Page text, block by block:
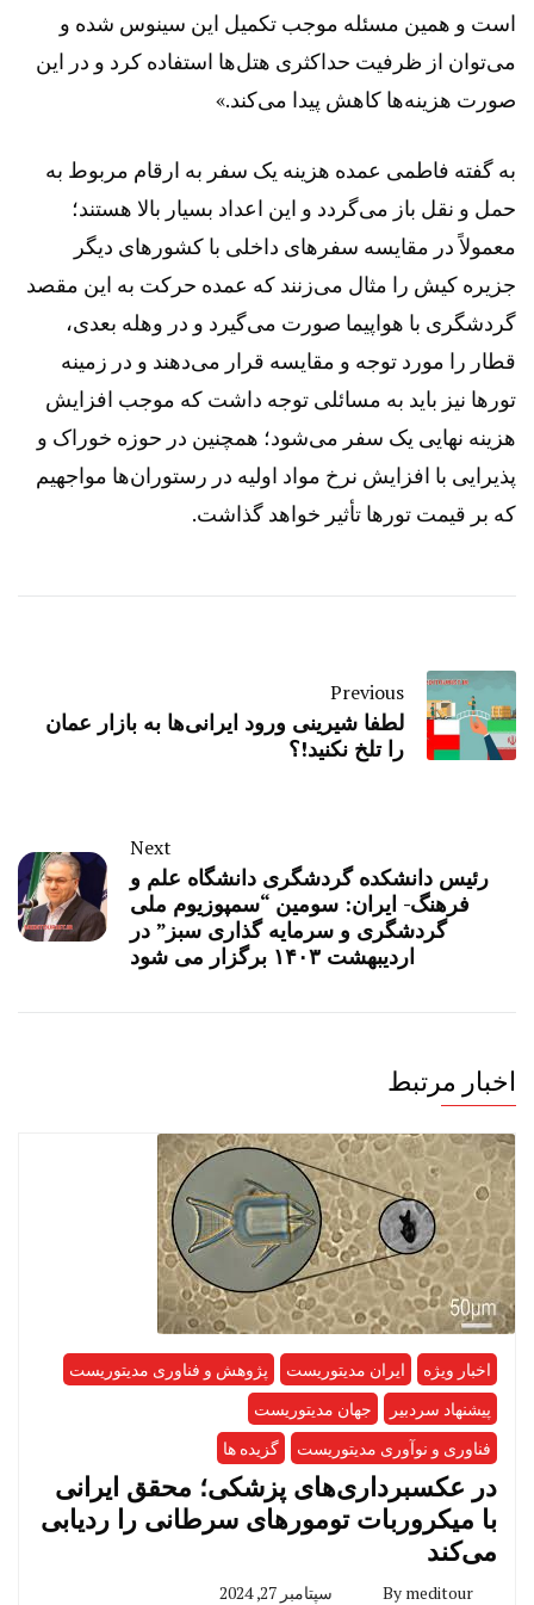
است و همین مسئله موجب تکمیل این سینوس شده و
می‌توان از ظرفیت حداکثری هتل‌ها استفاده کرد و در این
صورت هزینه‌ها کاهش پیدا می‌کند.»
به گفته فاطمی عمده هزینه یک سفر به ارقام مربوط به
حمل و نقل باز می‌گردد و این اعداد بسیار بالا هستند؛
معمولاً در مقایسه سفر‌های داخلی با کشور‌های دیگر
جزیره کیش را مثال می‌زنند که عمده حرکت به این مقصد
گردشگری با هواپیما صورت می‌گیرد و در وهله بعدی،
قطار را مورد توجه و مقایسه قرار می‌دهند و در زمینه
تور‌ها نیز باید به مسائلی توجه داشت که موجب افزایش
هزینه نهایی یک سفر می‌شود؛ همچنین در حوزه خوراک و
پذیرایی با افزایش نرخ مواد اولیه در رستوران‌ها مواجهیم
که بر قیمت تور‌ها تأثیر خواهد گذاشت.
Previous
لطفا شیرینی ورود ایرانی‌ها به بازار عمان
را تلخ نکنید!؟
Next
رئیس دانشکده گردشگری دانشگاه علم و
فرهنگ- ایران: سومین “سمپوزیوم ملی
گردشگری و سرمایه گذاری سبز” در
اردیبهشت ۱۴۰۳ برگزار می شود
اخبار مرتبط
اخبار ویژه ایران مدیتوریست
پژوهش و فناوری مدیتوریست
پیشنهاد سردبیر
جهان مدیتوریست
فناوری و نوآوری مدیتوریست
گزیده ها
در عکسبرداری‌های پزشکی؛ محقق ایرانی
با میکروربات تومورهای سرطانی را ردیابی
می‌کند
By meditour سپتامبر 27, 2024